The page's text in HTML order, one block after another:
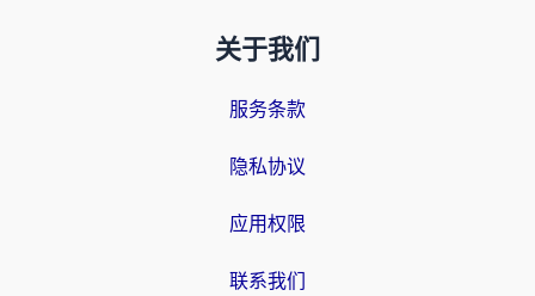
关于我们
服务条款
隐私协议
应用权限
联系我们